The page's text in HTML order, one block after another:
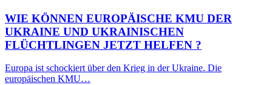
WIE KÖNNEN EUROPÄISCHE KMU DER
UKRAINE UND UKRAINISCHEN
FLÜCHTLINGEN JETZT HELFEN ?
Europa ist schockiert über den Krieg in der Ukraine. Die
europäischen KMU…